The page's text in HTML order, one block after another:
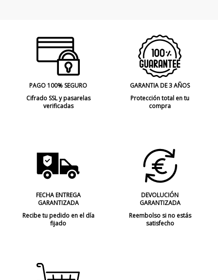
PAGO 100% SEGURO
Cifrado SSL y pasarelas
verificadas
GARANTIA DE 3 AÑOS
Protección total en tu
compra
FECHA ENTREGA
GARANTIZADA
Recibe tu pedido en el día
fijado
DEVOLUCIÓN
GARANTIZADA
Reembolso si no estás
satisfecho